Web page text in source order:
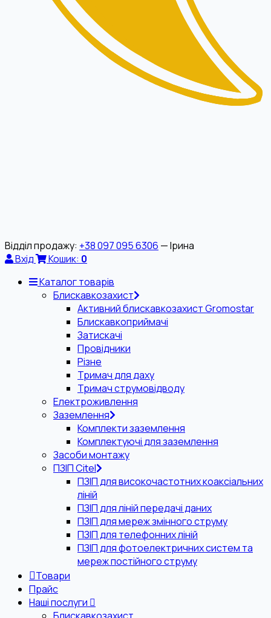
Відділ продажу: +38 097 095 6306 — Ірина
Вхід
Кошик: 0
Каталог товарів
Блискавкозахист
Активний блискавкозахист Gromostar
Блискавкоприймачі
Затискачі
Провідники
Різне
Тримач для даху
Тримач струмовідводу
Електроживлення
Заземлення
Комплекти заземлення
Комплектуючі для заземлення
Засоби монтажу
ПЗІП Citel
ПЗІП для високочастотних коаксіальних
ліній
ПЗІП для ліній передачі даних
ПЗІП для мереж змінного струму
ПЗІП для телефонних ліній
ПЗІП для фотоелектричних систем та
мереж постійного струму
Товари
Прайс
Наші послуги